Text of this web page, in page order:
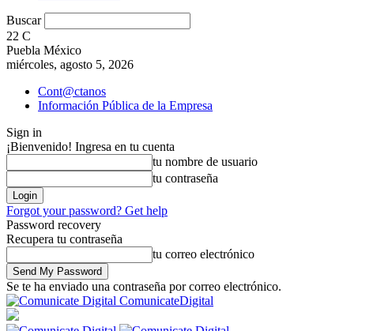
Buscar
22 C
Puebla México
miércoles, agosto 5, 2026
Cont@ctanos
Información Pública de la Empresa
Sign in
¡Bienvenido! Ingresa en tu cuenta
tu nombre de usuario
tu contraseña
Forgot your password? Get help
Password recovery
Recupera tu contraseña
tu correo electrónico
Se te ha enviado una contraseña por correo electrónico.
ComunicateDigital